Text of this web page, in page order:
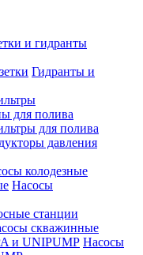
и гидранты
Гидранты и
для полива
для полива
давления
колодезные
Насосы
станции
скважинные
Насосы